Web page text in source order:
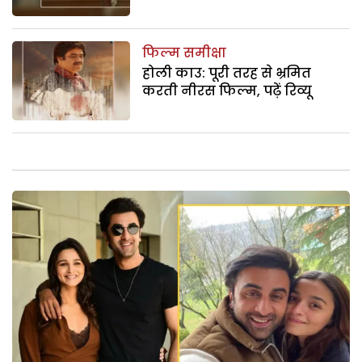
फिल्म समीक्षा
होली काउ: पूरी तरह से भ्रमित
करती नीरस फिल्म, पढ़ें रिव्यू